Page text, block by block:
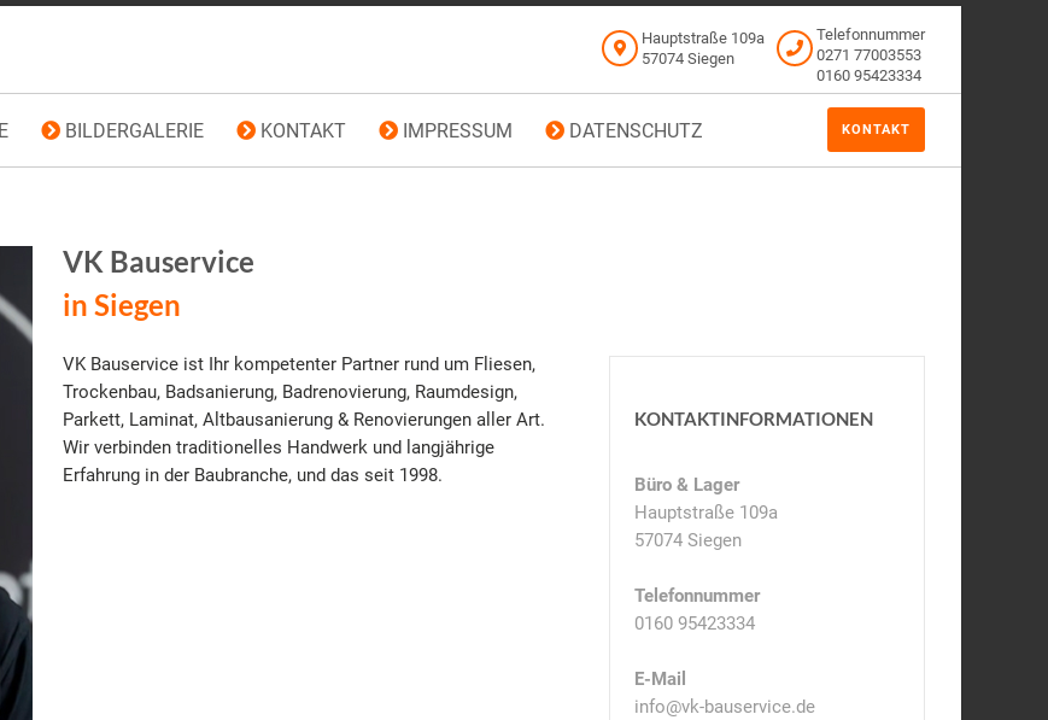
Hauptstraße 109a
57074 Siegen
Telefonnummer
0271 77003553
0160 95423334
KONTAKT
BILDERGALERIE KONTAKT IMPRESSUM DATENSCHUTZ
VK Bauservice
in Siegen
VK Bauservice ist Ihr kompetenter Partner rund um Fliesen,
Trockenbau, Badsanierung, Badrenovierung, Raumdesign,
Parkett, Laminat, Altbausanierung & Renovierungen aller Art.
Wir verbinden traditionelles Handwerk und langjährige
Erfahrung in der Baubranche, und das seit 1998.
KONTAKTINFORMATIONEN
Büro & Lager
Hauptstraße 109a
57074 Siegen
Telefonnummer
0160 95423334
E-Mail
info@vk-bauservice.de